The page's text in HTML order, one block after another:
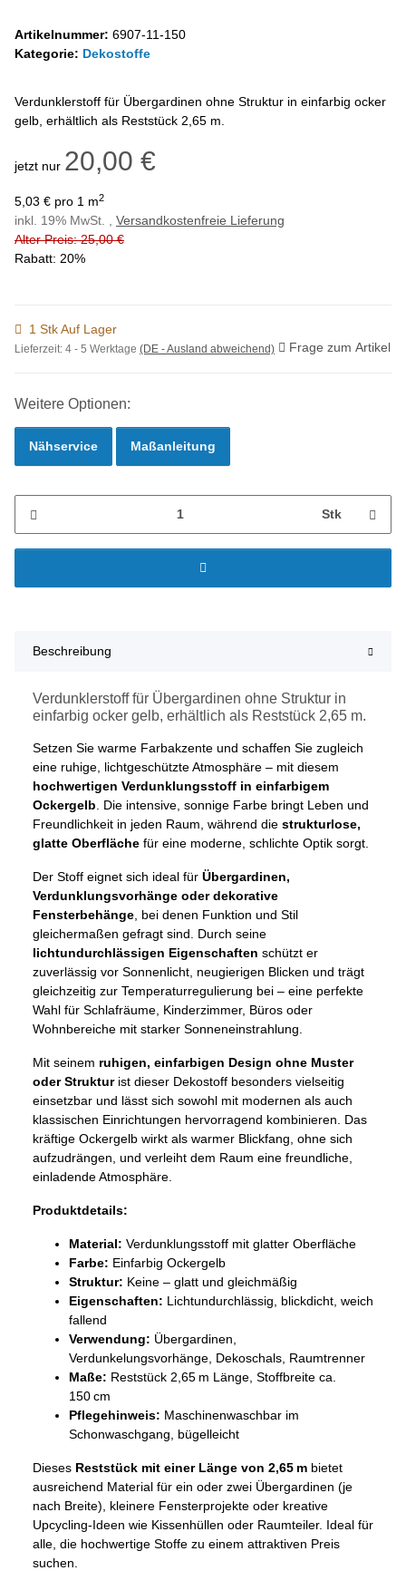
Artikelnummer: 6907-11-150
Kategorie: Dekostoffe
Verdunklerstoff für Übergardinen ohne Struktur in einfarbig ocker
gelb, erhältlich als Reststück 2,65 m.
jetzt nur 20,00 €
5,03 € pro 1 m2
inkl. 19% MwSt. , Versandkostenfreie Lieferung
Alter Preis: 25,00 €
Rabatt: 20%
1 Stk Auf Lager
Lieferzeit: 4 - 5 Werktage (DE - Ausland abweichend) Frage zum Artikel
Weitere Optionen:
Nähservice Maßanleitung
Stk
Beschreibung
Verdunklerstoff für Übergardinen ohne Struktur in
einfarbig ocker gelb, erhältlich als Reststück 2,65 m.
Setzen Sie warme Farbakzente und schaffen Sie zugleich
eine ruhige, lichtgeschützte Atmosphäre – mit diesem
hochwertigen Verdunklungsstoff in einfarbigem
Ockergelb . Die intensive, sonnige Farbe bringt Leben und
Freundlichkeit in jeden Raum, während die strukturlose,
glatte Oberfläche für eine moderne, schlichte Optik sorgt.
Der Stoff eignet sich ideal für Übergardinen,
Verdunklungsvorhänge oder dekorative
Fensterbehänge , bei denen Funktion und Stil
gleichermaßen gefragt sind. Durch seine
lichtundurchlässigen Eigenschaften schützt er
zuverlässig vor Sonnenlicht, neugierigen Blicken und trägt
gleichzeitig zur Temperaturregulierung bei – eine perfekte
Wahl für Schlafräume, Kinderzimmer, Büros oder
Wohnbereiche mit starker Sonneneinstrahlung.
Mit seinem ruhigen, einfarbigen Design ohne Muster
oder Strukturist dieser Dekostoff besonders vielseitig
einsetzbar und lässt sich sowohl mit modernen als auch
klassischen Einrichtungen hervorragend kombinieren. Das
kräftige Ockergelb wirkt als warmer Blickfang, ohne sich
aufzudrängen, und verleiht dem Raum eine freundliche,
einladende Atmosphäre.
Produktdetails:
Material: Verdunklungsstoff mit glatter Oberfläche
Farbe: Einfarbig Ockergelb
Struktur: Keine – glatt und gleichmäßig
Eigenschaften: Lichtundurchlässig, blickdicht, weich
fallend
Verwendung: Übergardinen,
Verdunkelungsvorhänge, Dekoschals, Raumtrenner
Maße: Reststück 2,65 m Länge, Stoffbreite ca.
150 cm
Pflegehinweis: Maschinenwaschbar im
Schonwaschgang, bügelleicht
Dieses Reststück mit einer Länge von 2,65 m bietet
ausreichend Material für ein oder zwei Übergardinen (je
nach Breite), kleinere Fensterprojekte oder kreative
Upcycling-Ideen wie Kissenhüllen oder Raumteiler. Ideal für
alle, die hochwertige Stoffe zu einem attraktiven Preis
suchen.